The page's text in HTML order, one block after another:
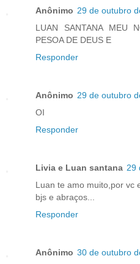
Anônimo 29 de outubro
LUAN SANTANA MEU
PESOA DE DEUS E
Responder
Anônimo 29 de outubro
OI
Responder
Livia e Luan santana 29
Luan te amo muito,por vc
bjs e abraços...
Responder
Anônimo 30 de outubro